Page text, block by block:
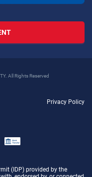
All Rights Reserved
Privacy Policy
(IDP) provided by the